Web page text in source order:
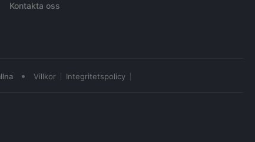
Kontakta oss
• Villkor Integritetspolicy